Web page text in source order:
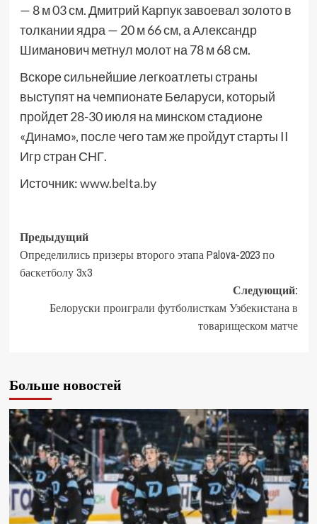
— 8 м 03 см. Дмитрий Карпук завоевал золото в
толкании ядра — 20 м 66 см, а Александр
Шиманович метнул молот на 78 м 68 см.
Вскоре сильнейшие легкоатлеты страны
выступят на чемпионате Беларуси, который
пройдет 28-30 июля на минском стадионе
«Динамо», после чего там же пройдут старты II
Игр стран СНГ.
Источник:www.belta.by
Предыдущий
Определились призеры второго этапа Palova-2023 по
баскетболу 3х3
Следующий:
Белоруски проиграли футболисткам Узбекистана в
товарищеском матче
Больше новостей